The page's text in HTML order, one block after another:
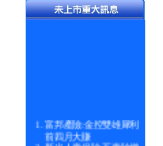
富邦產險:金控雙雄犀利
前四月大賺
新光人壽保險:五壽險增